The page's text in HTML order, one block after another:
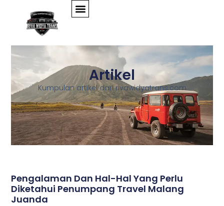
Artikel
Kumpulan artikel dari rivawidyatrans.com
Pengalaman Dan Hal-Hal Yang Perlu
Diketahui Penumpang Travel Malang
Juanda